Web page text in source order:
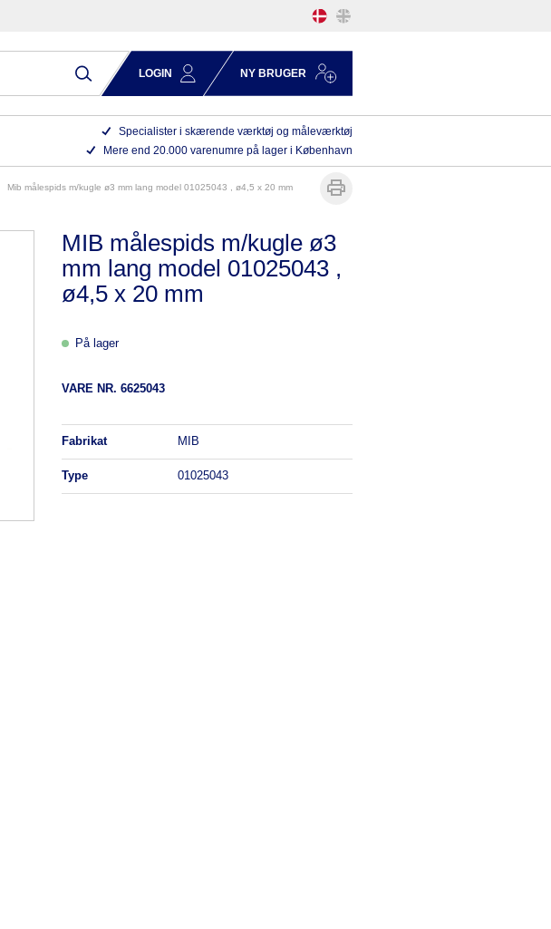
LOGIN NY BRUGER
Specialister i skærende værktøj og måleværktøj
Mere end 20.000 varenumre på lager i København
mib målespids m/kugle ø3 mm lang model 01025043 , ø4,5 x 20 mm
MIB målespids m/kugle ø3
mm lang model 01025043 ,
ø4,5 x 20 mm
På lager
VARE NR. 6625043
fabrikat MIB
type 01025043